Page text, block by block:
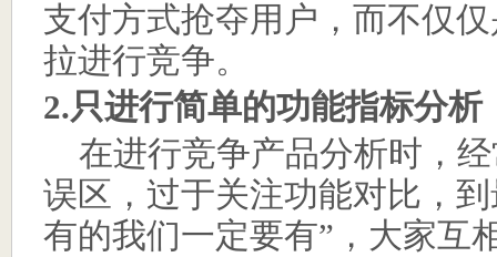
支付方式抢夺用户，而不仅
拉进行竞争。
2.只进行简单的功能指标分析
在进行竞争产品分析时，
误区，过于关注功能对比，
有的我们一定要有” ，大家互